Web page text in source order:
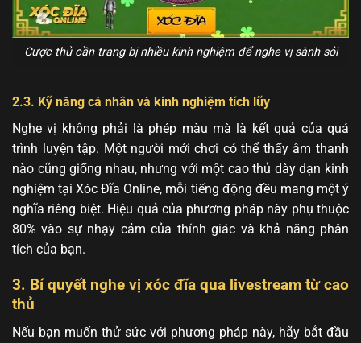
Cược thủ cần trang bị nhiều kinh nghiệm để nghe vị sành sỏi
2.3. Kỹ năng cá nhân và kinh nghiệm tích lũy
Nghe vị không phải là phép màu mà là kết quả của quá
trình luyện tập. Một người mới chơi có thể thấy âm thanh
nào cũng giống nhau, nhưng với một cao thủ dày dạn kinh
nghiệm tại Xóc Đĩa Online, mỗi tiếng động đều mang một ý
nghĩa riêng biệt. Hiệu quả của phương pháp này phụ thuộc
80% vào sự nhạy cảm của thính giác và khả năng phân
tích của bạn.
3. Bí quyết nghe vị xóc đĩa qua livestream từ cao
thủ
Nếu bạn muốn thử sức với phương pháp này, hãy bắt đầu